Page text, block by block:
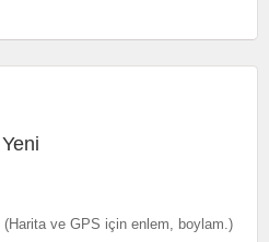
(Harita ve GPS için enlem, boylam.)